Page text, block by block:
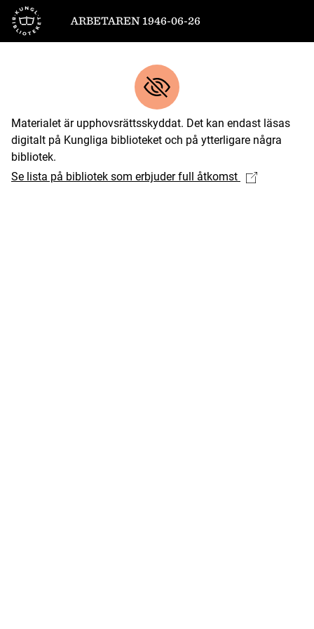
Till startsidan
ARBETAREN 1946-06-26
Materialet är upphovsrättsskyddat. Det kan endast läsas
digitalt på Kungliga biblioteket och på ytterligare några
bibliotek.
Se lista på bibliotek som erbjuder full åtkomst